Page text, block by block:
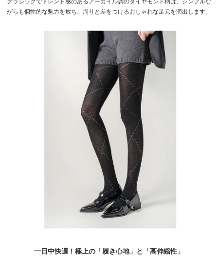
クラシックでトレンド感のあるアーガイル調のダイヤモンド柄は、シンプルな
がらも個性的な魅力を放ち、周りと差をつけるおしゃれな足元を演出します。
一日中快適！極上の「履き心地」と「高伸縮性」